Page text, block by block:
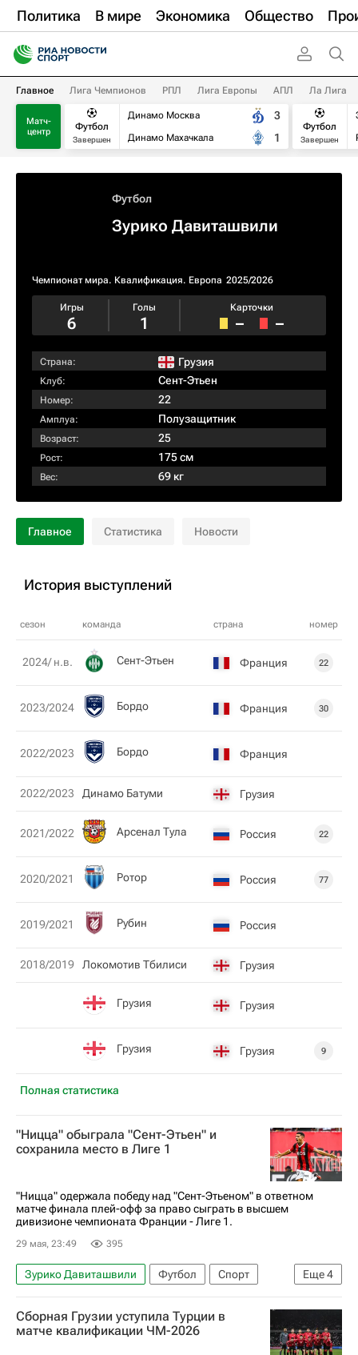
Политика В мире Экономика Общество
Главное Лига Чемпионов РПЛ Лига Европы АПЛ Ла Лига
Матч-
центр
Футбол
Завершен
Динамо Москва
Динамо Махачкала
3
1
Футбол
Завершен
Футбол
Зурико Давиташвили
Чемпионат мира. Квалификация. Европа 2025/2026
Игры
6
Голы
1
Карточки
– –
Страна: Грузия
Клуб: Сент-Этьен
Номер: 22
Амплуа: Полузащитник
Возраст: 25
Рост: 175 см
Вес: 69 кг
Главное Статистика Новости
История выступлений
сезон команда страна номер
Полная статистика
2024/ н.в. Сент-Этьен Франция 22
2023/2024 Бордо Франция 30
2022/2023 Бордо Франция
2022/2023 Динамо Батуми Грузия
2021/2022 Арсенал Тула Россия 22
2020/2021 Ротор Россия 77
2019/2021 Рубин Россия
2018/2019 Локомотив Тбилиси Грузия
Грузия Грузия
Грузия Грузия 9
"Ницца" обыграла "Сент-Этьен" и
сохранила место в Лиге 1
"Ницца" одержала победу над "Сент-Этьеном" в ответном
матче финала плей-офф за право сыграть в высшем
дивизионе чемпионата Франции - Лиге 1.
29 мая, 23:49 395
Еще4
Зурико Давиташвили Футбол
Спорт
Ницца
Ницца
Сент-Этьен
Чемпионат Франции по футболу (Лига 1)
Сборная Грузии уступила Турции в
матче квалификации ЧМ-2026